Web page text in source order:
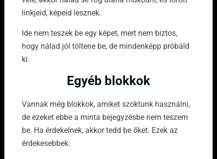
linkjeid, képeid lesznek.
Ide nem teszek be egy képet, mert nem biztos,
hogy nálad jól töltene be, de mindenképp próbáld
ki.
Egyéb blokkok
Vannak még blokkok, amiket szoktunk használni,
de ezeket ebbe a minta bejegyzésbe nem teszem
be. Ha érdekelnek, akkor tedd be őket. Ezek az
érdekesebbek: